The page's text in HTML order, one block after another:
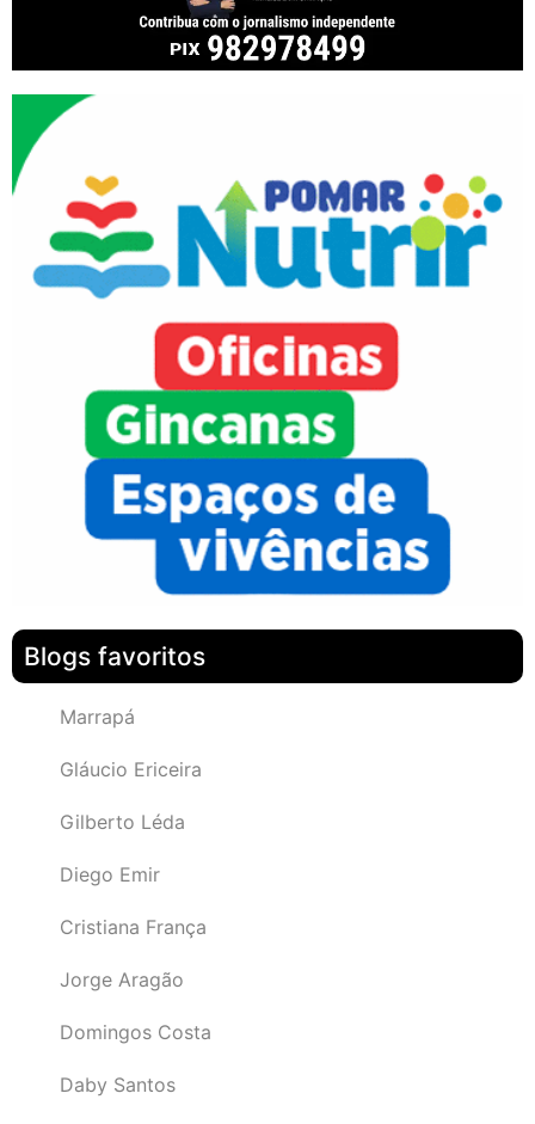
Blogs favoritos
Marrapá
Gláucio Ericeira
Gilberto Léda
Diego Emir
Cristiana França
Jorge Aragão
Domingos Costa
Daby Santos